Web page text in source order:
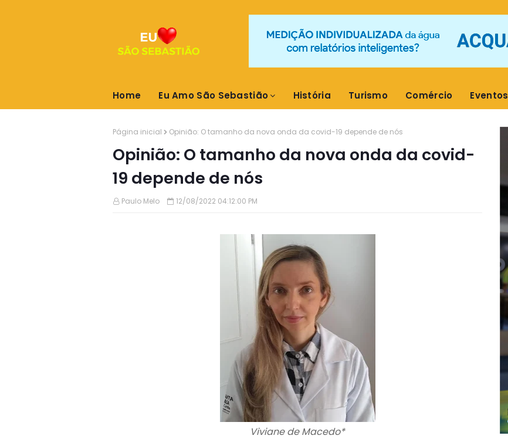
Home Eu Amo São Sebastião História Turismo Comércio Eventos
Página inicial Opinião: O tamanho da nova onda da covid-19 depende de nós
Opinião: O tamanho da nova onda da covid-
19 depende de nós
Paulo Melo 12/08/2022 04:12:00 PM
Viviane de Macedo*